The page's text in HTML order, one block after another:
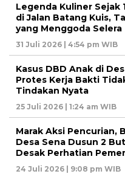
Legenda Kuliner Sejak
di Jalan Batang Kuis,
yang Menggoda Selera
31 Juli 2026 | 4:54 pm WIB
Kasus DBD Anak di
Protes Kerja Bakti
Tindakan Nyata
25 Juli 2026 | 1:24 am WIB
Marak Aksi Pencurian,
Desa Sena Dusun 2
Desak Perhatian
24 Juli 2026 | 9:08 pm WIB